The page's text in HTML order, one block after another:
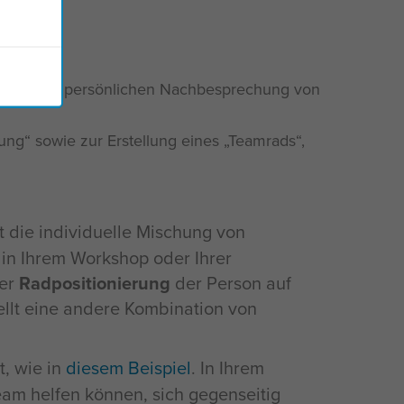
einer persönlichen Nachbesprechung von
sowie zur Erstellung eines „Teamrads“,
die individuelle Mischung von
Ihrem Workshop oder Ihrer
Radpositionierung der Person auf
eine andere Kombination von
wie in diesem Beispiel. In Ihrem
helfen können, sich gegenseitig